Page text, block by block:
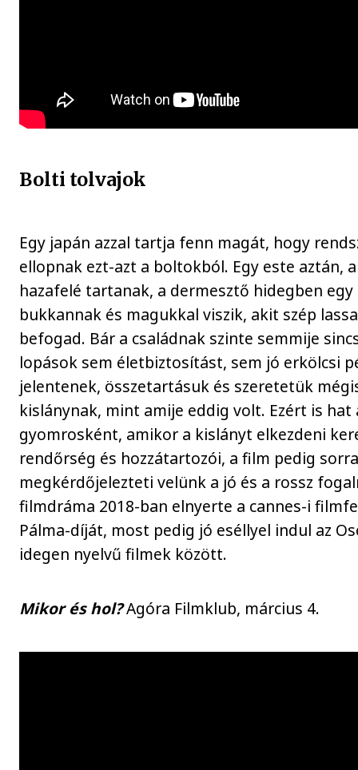
Bolti tolvajok
Egy japán azzal tartja fenn magát, hogy
ellopnak ezt-azt a boltokból. Egy este aztán,
hazafelé tartanak, a dermesztő hidegben
bukkannak és magukkal viszik, akit szép
befogad. Bár a családnak szinte semmije
lopások sem életbiztosítást, sem jó erkölcsi
jelentenek, összetartásuk és szeretetük
kislánynak, mint amije eddig volt. Ezért is
gyomrosként, amikor a kislányt elkezdeni
rendőrség és hozzátartozói, a film pedig
megkérdőjelezteti velünk a jó és a rossz
filmdráma 2018-ban elnyerte a cannes-i
Pálma-díját, most pedig jó eséllyel indul az
idegen nyelvű filmek között.
Mikor és hol?Agóra Filmklub, március 4.